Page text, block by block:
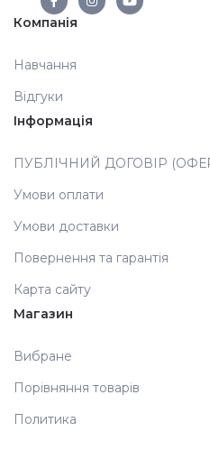
Аксесуари
Компанія
Навчання
Відгуки
Інформація
ПУБЛІЧНИЙ ДОГОВІР
Умови оплати
Умови доставки
Повернення та гарантія
Карта сайту
Магазин
Вибране
Порівняння товарів
Политика